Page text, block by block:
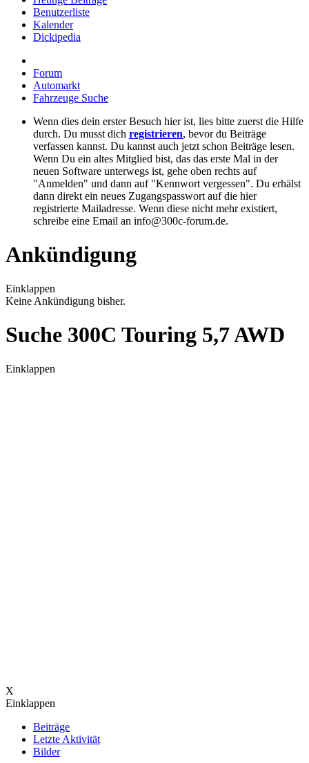
Benutzerliste
Kalender
Dickipedia
Forum
Automarkt
Fahrzeuge Suche
Wenn dies dein erster Besuch hier ist, lies bitte zuerst die Hilfe
durch. Du musst dich registrieren, bevor du Beiträge
verfassen kannst. Du kannst auch jetzt schon Beiträge lesen.
Wenn Du ein altes Mitglied bist, das das erste Mal in der
neuen Software unterwegs ist, gehe oben rechts auf
"Anmelden" und dann auf "Kennwort vergessen". Du erhälst
dann direkt ein neues Zugangspasswort auf die hier
registrierte Mailadresse. Wenn diese nicht mehr existiert,
schreibe eine Email an info@300c-forum.de.
Ankündigung
Einklappen
Keine Ankündigung bisher.
Suche 300C Touring 5,7 AWD
Einklappen
X
Einklappen
Beiträge
Letzte Aktivität
Bilder